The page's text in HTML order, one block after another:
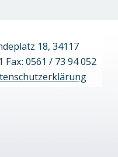
18, 34117
Fax: 0561 / 73 94 052